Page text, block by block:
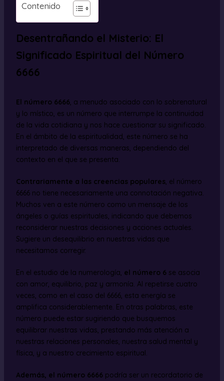
Contenido
Desentrañando el Misterio: El
Significado Espiritual del Número
6666
El número 6666, a menudo asociado con lo sobrenatural
y lo místico, es un número que interrumpe la continuidad
de la vida cotidiana y nos hace cuestionar su significado.
En el ámbito de la espiritualidad, este número se ha
interpretado de diversas maneras, dependiendo del
contexto en el que se presenta.
Contrariamente a las creencias populares, el número
6666 no tiene necesariamente una connotación negativa.
Muchos ven a este número como un mensaje de los
ángeles o guías espirituales, indicando que debemos
reconsiderar nuestras decisiones y acciones actuales.
Sugiere un desequilibrio en nuestras vidas que
necesitamos corregir.
En el estudio de la numerología, el número 6se asocia
con amor, equilibrio, paz y armonía. Al repetirse cuatro
veces, como en el caso del 6666, esta energía se
amplifica considerablemente. En otras palabras, este
número puede estar sugiriendo que busquemos
equilibrar nuestras vidas, prestando más atención a
nuestras relaciones personales, nuestra salud mental y
física, y a nuestro crecimiento espiritual.
Además, el número 6666podría ser un recordatorio de